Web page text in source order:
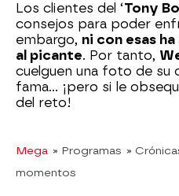
Los clientes del ‘Tony
consejos para poder
embargo, ni con esas
al picante. Por tanto,
cuelguen una foto de su
fama... ¡pero si le
del reto!
Mega » Programas »
momentos